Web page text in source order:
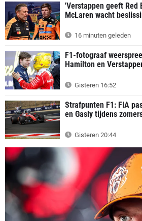
'Verstappen geeft Red
McLaren wacht
16 minuten geleden
F1-fotograaf
Hamilton en
Gisteren 16:52
Strafpunten F1: FIA
en Gasly tijdens
Gisteren 20:44